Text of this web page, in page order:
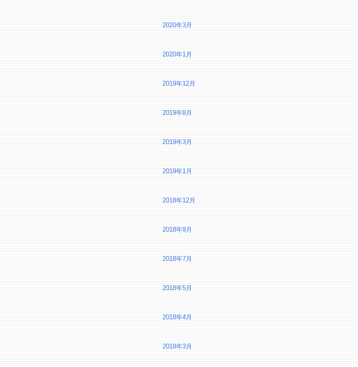
2020年3月
2020年1月
2019年12月
2019年8月
2019年3月
2019年1月
2018年12月
2018年9月
2018年7月
2018年5月
2018年4月
2018年3月